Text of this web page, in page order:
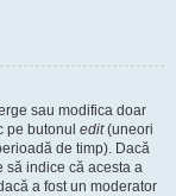
sau modifica doar
pe butonul edit(uneori
de timp). Dacă
să indice că acesta a
a fost un moderator